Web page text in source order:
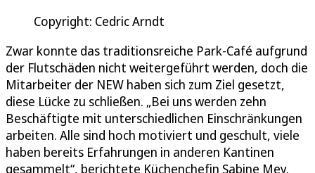
Copyright: Cedric Arndt
Zwar konnte das traditionsreiche Park-Café aufgrund
der Flutschäden nicht weitergeführt werden, doch die
Mitarbeiter der NEW haben sich zum Ziel gesetzt,
diese Lücke zu schließen. „Bei uns werden zehn
Beschäftigte mit unterschiedlichen Einschränkungen
arbeiten. Alle sind hoch motiviert und geschult, viele
haben bereits Erfahrungen in anderen Kantinen
gesammelt“, berichtete Küchenchefin Sabine Mey.